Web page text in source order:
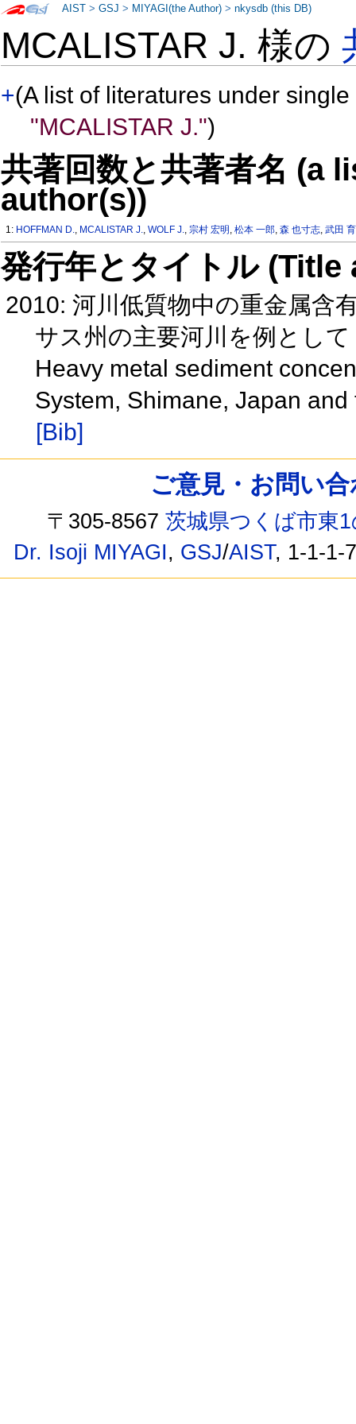
MCALISTAR J. 様の
+(A list of literatures under
"MCALISTAR J.")
共著回数と共著者名 (a
author(s))
1: HOFFMAN D., MCALISTAR J.,WOLF J.,宗村 宏明 ,松本 一郎,森 也寸志,武田
発行年とタイトル
2010: 河川低質物中の重金属含
サス州の主要河川を例として
Heavy metal sediment
System, Shimane, Japan
[Bib]
AIST >GSJ > MIYAGI(the Author) >nkysdb (this DB)
ご意見・お問い
〒305-8567茨城県つくば市東
Dr. Isoji MIYAGI, GSJ/AIST, 1-1-1-